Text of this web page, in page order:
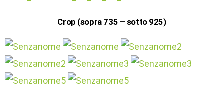
Crop (sopra 735 – sotto 925)